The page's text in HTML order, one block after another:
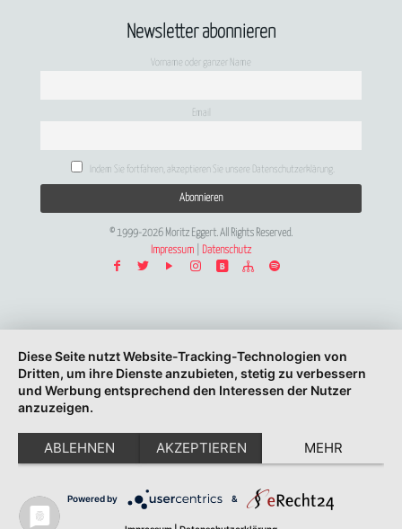
Newsletter abonnieren
Vorname oder ganzer Name
Email
Indem Sie fortfahren, akzeptieren Sie unsere Datenschutzerklärung.
© 1999-2026 Moritz Eggert. All Rights Reserved.
Impressum
Datenschutz
Diese Seite nutzt Website-Tracking-Technologien von
Dritten, um ihre Dienste anzubieten, stetig zu verbessern
und Werbung entsprechend den Interessen der Nutzer
anzuzeigen.
ABLEHNEN AKZEPTIEREN MEHR
Powered by &